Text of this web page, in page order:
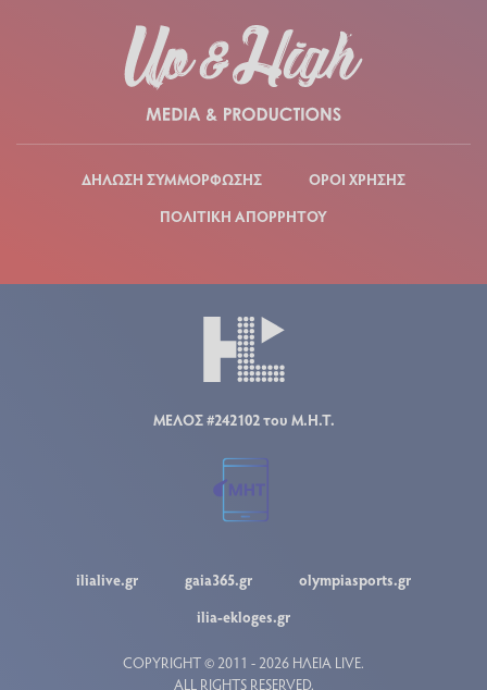
ΔΗΛΩΣΗ ΣΥΜΜΟΡΦΩΣΗΣ
ΟΡΟΙ ΧΡΗΣΗΣ
ΠΟΛΙΤΙΚΗ ΑΠΟΡΡΗΤΟΥ
ΜΕΛΟΣ #242102 του Μ.Η.Τ.
ilialive.gr gaia365.gr
olympiasports.gr
ilia-ekloges.gr
COPYRIGHT © 2011 - 2026 ΗΛΕΙΑ LIVE.
ALL RIGHTS RESERVED.